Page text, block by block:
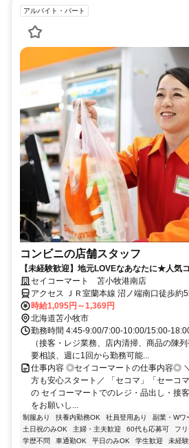
アルバイト・パート
コンビニの店舗スタッフ
【未経験歓迎】地元LOVEなあなたに★人気
ト」であったか接客始めませんか♪
セイコーマート 苫小牧港南店
アクセス ＪＲ室蘭本線 沼ノ端南口徒歩約
口徒歩約55分、ＪＲ日高本線 勇払徒歩約
時給1,095円～1,369円
北海道苫小牧市
勤務時間 4:45-9:00/7:00-10:00/15:00-
（接客・レジ業務、店内清掃、商品の陳
要相談、週に1回から勤務可能...
仕事内容 ◎セイコーマートの仕事内容◎
方も安心スタート／ 「セコマ」「セーコ
の セイコーマートでのレジ・品出し・接
をお願いし...
制服あり 扶養内勤務OK 社員登用あり 副業・Wワ
土日祝のみOK
主婦・主夫歓迎 60代も応募可 フ
学歴不問
車通勤OK 平日のみOK 学生歓迎 未経